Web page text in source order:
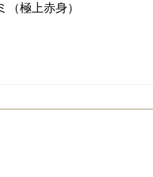
（極上赤身）